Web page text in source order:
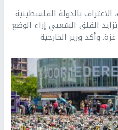
بالدولة الفلسطينية
القلق الشعبي إزاء الوضع
وأكد وزير الخارجية